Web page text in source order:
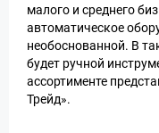
малого и среднего
автоматическое
необоснованной. В
будет ручной
ассортименте
Трейд».